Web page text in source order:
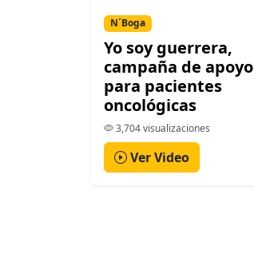
N´Boga
Yo soy guerrera,
campaña de apoyo
para pacientes
oncológicas
3,704 visualizaciones
Ver Video